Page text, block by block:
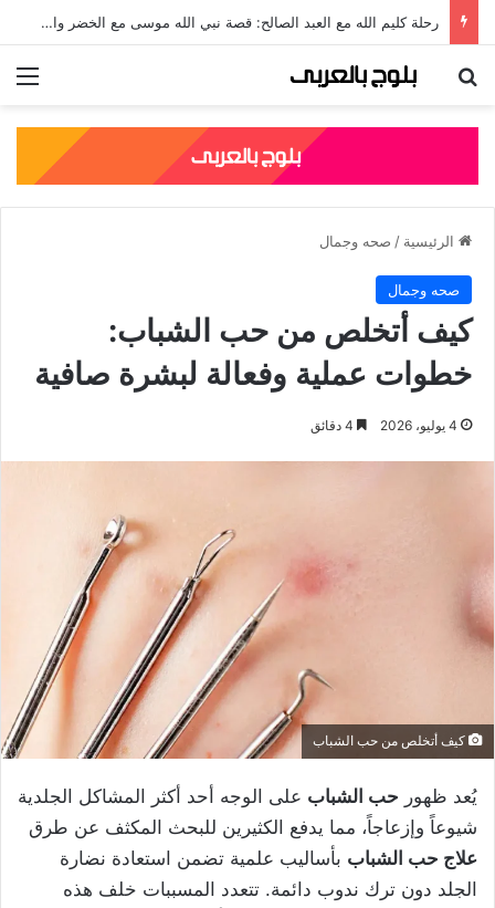
رحلة كليم الله مع العبد الصالح: قصة نبي الله موسى مع الخضر والدروس المستفادة منها
بحث عن
الرئيسية / صحه وجمال
صحه وجمال
كيف أتخلص من حب الشباب:
خطوات عملية وفعالة لبشرة صافية
4 يوليو، 2026
كيف أتخلص من حب الشباب
يُعد ظهور حب الشباب على الوجه أحد أكثر المشاكل الجلدية
شيوعاً وإزعاجاً، مما يدفع الكثيرين للبحث المكثف عن طرق
علاج حب الشباب بأساليب علمية تضمن استعادة نضارة
الجلد دون ترك ندوب دائمة. تتعدد المسببات خلف هذه